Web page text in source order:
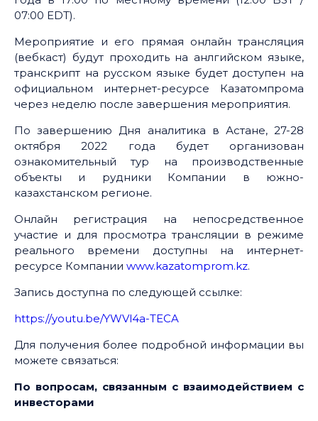
07:00 EDT).
Мероприятие и его прямая онлайн трансляция
(вебкаст) будут проходить на анлгийском языке,
транскрипт на русском языке будет доступен на
официальном интернет-ресурсе Казатомпрома
через неделю после завершения мероприятия.
По завершению Дня аналитика в Астане, 27-28
октября 2022 года будет организован
ознакомительный тур на производственные
объекты и рудники Компании в южно-
казахстанском регионе.
Онлайн регистрация на непосредственное
участие и для просмотра трансляции в режиме
реального времени доступны на интернет-
ресурсе Компании www.kazatomprom.kz.
Запись доступна по следующей ссылке:
https://youtu.be/YWVl4a-TECA
Для получения более подробной информации вы
можете связаться:
По вопросам, связанным с взаимодействием с
инвесторами